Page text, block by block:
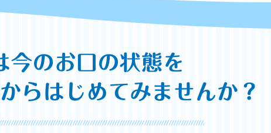
今のお口の状態を
らはじめてみませんか？